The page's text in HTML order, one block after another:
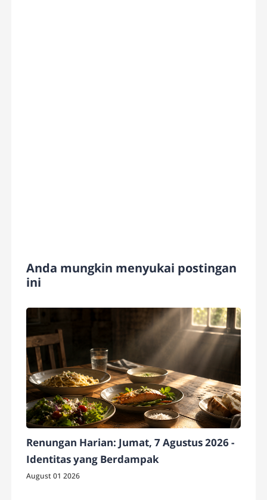
Anda mungkin menyukai postingan
ini
Renungan Harian: Jumat, 7 Agustus 2026 -
Identitas yang Berdampak
August 01 2026